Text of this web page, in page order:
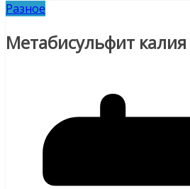
Разное
Метабисульфит калия